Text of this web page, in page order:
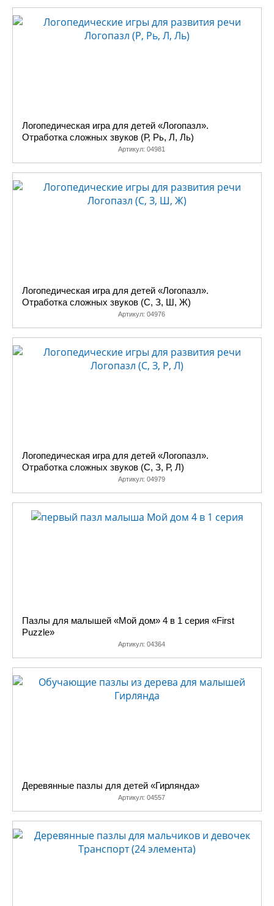
Логопедическая игра для детей «Логопазл».
Отработка сложных звуков (Р, Рь, Л, Ль)
Артикул: 04981
Логопедическая игра для детей «Логопазл».
Отработка сложных звуков (С, З, Ш, Ж)
Артикул: 04976
Логопедическая игра для детей «Логопазл».
Отработка сложных звуков (С, З, Р, Л)
Артикул: 04979
Пазлы для малышей «Мой дом» 4 в 1 серия «First
Puzzle»
Артикул: 04364
Деревянные пазлы для детей «Гирлянда»
Артикул: 04557